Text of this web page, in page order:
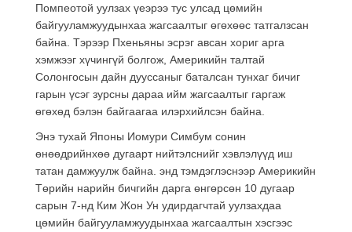
Помпеотой уулзах үеэрээ тус улсад цөмийн
байгууламжуудынхаа жагсаалтыг өгөхөөс татгалзсан
байна. Тэрээр Пхеньяны эсрэг авсан хориг арга
хэмжээг хүчингүй болгож, Америкийн талтай
Солонгосын дайн дууссаныг баталсан тунхаг бичиг
гарын үсэг зурсны дараа ийм жагсаалтыг гаргаж
өгөхөд бэлэн байгаагаа илэрхийлсэн байна.
Энэ тухай Японы Иомури Симбум сонин
өнөөдрийнхөө дугаарт нийтэлснийг хэвлэлүүд иш
татан дамжуулж байна. энд тэмдэглэснээр Америкийн
Төрийн нарийн бичгийн дарга өнгөрсөн 10 дугаар
сарын 7-нд Ким Жон Ун удирдагчтай уулзахдаа
цөмийн байгууламжуудынхаа жагсаалтын хэсгээс